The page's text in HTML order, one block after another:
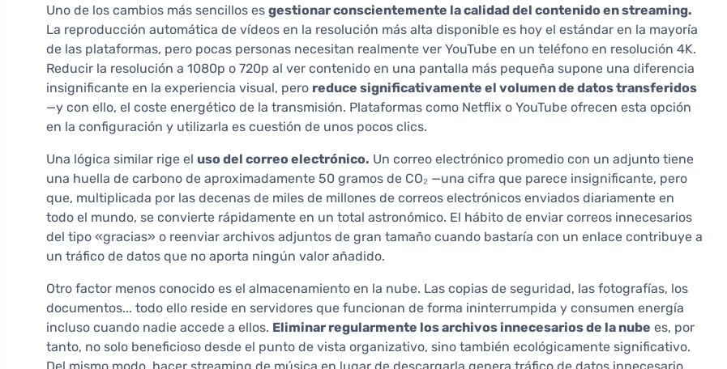
Uno de los cambios más sencillos es gestionar conscientemente la calidad del contenido en streaming.
La reproducción automática de vídeos en la resolución más alta disponible es hoy el estándar en la mayoría
de las plataformas, pero pocas personas necesitan realmente ver YouTube en un teléfono en resolución 4K.
Reducir la resolución a 1080p o 720p al ver contenido en una pantalla más pequeña supone una diferencia
insignificante en la experiencia visual, pero reduce significativamente el volumen de datos transferidos
—y con ello, el coste energético de la transmisión. Plataformas como Netflix o YouTube ofrecen esta opción
en la configuración y utilizarla es cuestión de unos pocos clics.
Una lógica similar rige el uso del correo electrónico. Un correo electrónico promedio con un adjunto tiene
una huella de carbono de aproximadamente 50 gramos de CO₂ —una cifra que parece insignificante, pero
que, multiplicada por las decenas de miles de millones de correos electrónicos enviados diariamente en
todo el mundo, se convierte rápidamente en un total astronómico. El hábito de enviar correos innecesarios
del tipo «gracias» o reenviar archivos adjuntos de gran tamaño cuando bastaría con un enlace contribuye a
un tráfico de datos que no aporta ningún valor añadido.
Otro factor menos conocido es el almacenamiento en la nube. Las copias de seguridad, las fotografías, los
documentos... todo ello reside en servidores que funcionan de forma ininterrumpida y consumen energía
incluso cuando nadie accede a ellos. Eliminar regularmente los archivos innecesarios de la nube es, por
tanto, no solo beneficioso desde el punto de vista organizativo, sino también ecológicamente significativo.